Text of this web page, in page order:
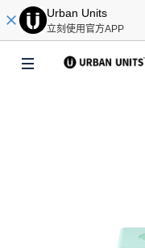
Urban Units
立刻使用官方APP